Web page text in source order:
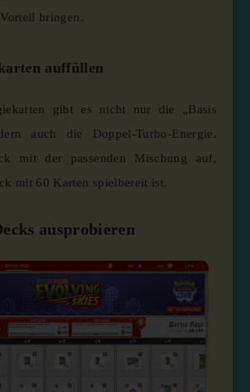
bringen.
auffüllen
gibt es nicht nur die „Basis
auch die Doppel-Turbo-Energie.
mit der passenden Mischung auf,
mit 60 Karten spielbereit ist.
ausprobieren